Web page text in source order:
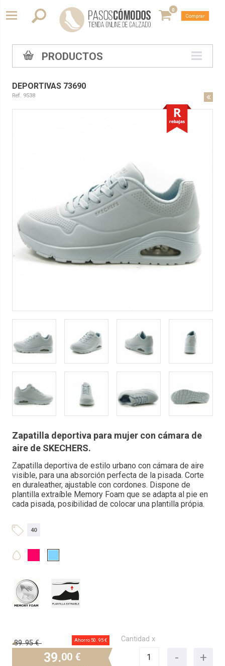
0
Comprar
PRODUCTOS
DEPORTIVAS 73690
Ref. 9538
Zapatilla deportiva para mujer con cámara de
aire de SKECHERS.
Zapatilla deportiva de estilo urbano con cámara de aire
visible, para una absorción perfecta de la pisada. Corte
en duraleather, ajustable con cordones. Dispone de
plantilla extraíble Memory Foam que se adapta al pie en
cada pisada, posibilidad de colocar una plantilla própia.
40
89.95 € Ahorro 50. 95 €
39.00 €
Cantidad x